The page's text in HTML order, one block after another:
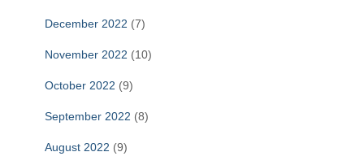
December 2022 (7)
November 2022 (10)
October 2022 (9)
September 2022 (8)
August 2022 (9)